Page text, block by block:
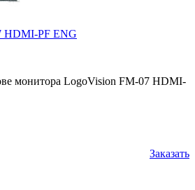
HDMI-PF ENG
монитора LogoVision FM-07 HDMI-
Заказать